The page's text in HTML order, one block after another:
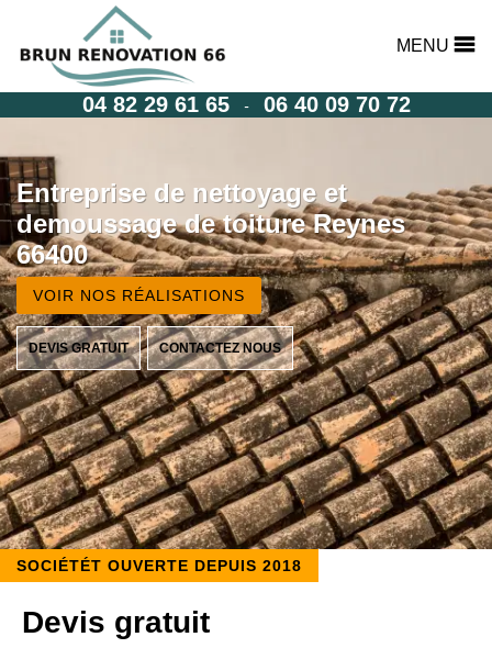
MENU
04 82 29 61 65 - 06 40 09 70 72
Entreprise de nettoyage et
demoussage de toiture Reynes
66400
VOIR NOS RÉALISATIONS
DEVIS GRATUIT CONTACTEZ NOUS
SOCIÉTÉT OUVERTE DEPUIS 2018
Devis gratuit